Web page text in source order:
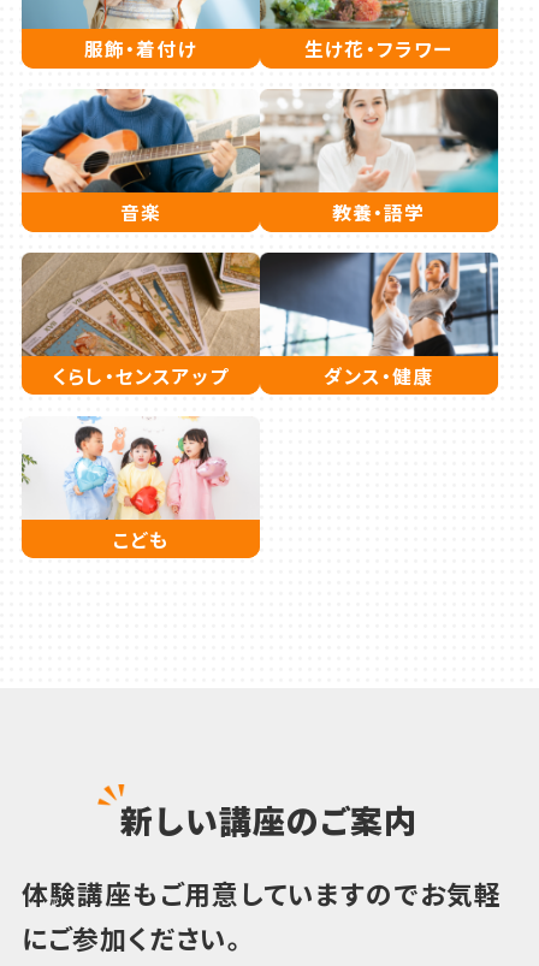
服飾・着付け 生け花・フラワー
音楽 教養・語学
くらし・センスアップ ダンス・健康
こども
新しい講座のご案内
体験講座もご用意していますのでお気軽
にご参加ください。